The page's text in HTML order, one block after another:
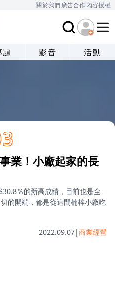
關於我們廣告合作內容授權
題 影音 活動
業！小廠起家的長
％的新高成績，目前也是全
的開端，都是從這間楠梓小廠吃
2022.09.07|商業經營